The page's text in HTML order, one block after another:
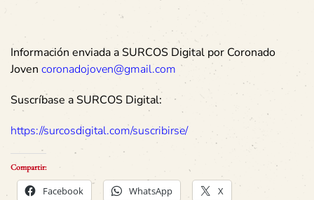
Información enviada a SURCOS Digital por Coronado
Joven coronadojoven@gmail.com
Suscríbase a SURCOS Digital:
https://surcosdigital.com/suscribirse/
Compartir:
Facebook WhatsApp X